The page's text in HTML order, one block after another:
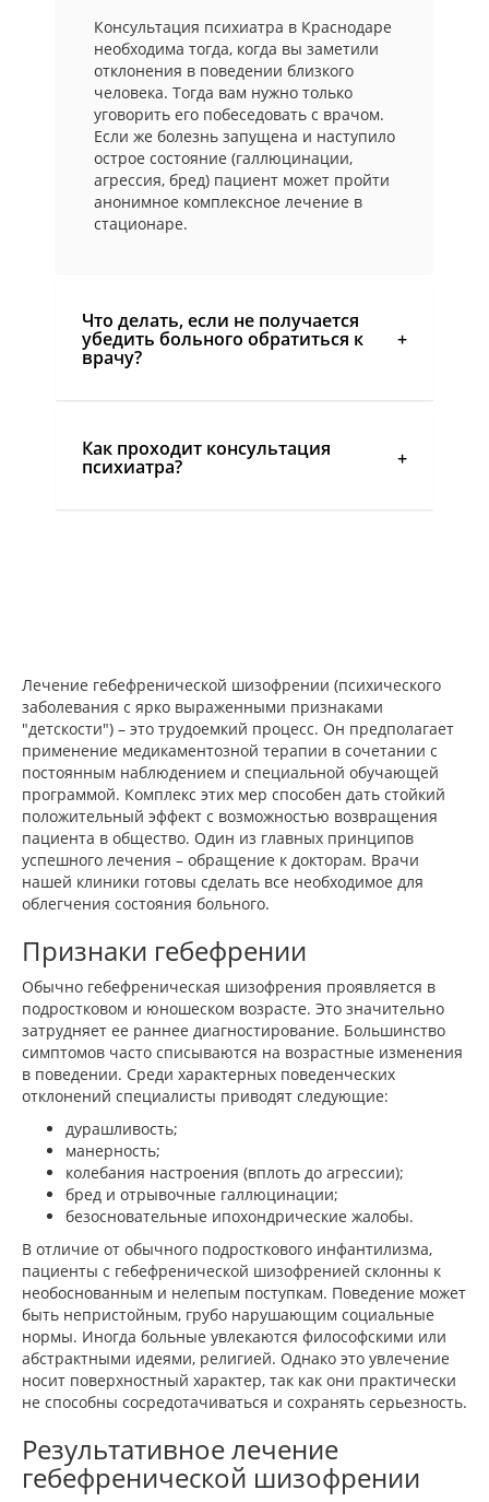
Консультация психиатра в Краснодаре
необходима тогда, когда вы заметили
отклонения в поведении близкого
человека. Тогда вам нужно только
уговорить его побеседовать с врачом.
Если же болезнь запущена и наступило
острое состояние (галлюцинации,
агрессия, бред) пациент может пройти
анонимное комплексное лечение в
стационаре.
Что делать, если не получается
убедить больного обратиться к
врачу?
Как проходит консультация
психиатра?
Лечение гебефренической шизофрении (психического
заболевания с ярко выраженными признаками
"детскости") – это трудоемкий процесс. Он предполагает
применение медикаментозной терапии в сочетании с
постоянным наблюдением и специальной обучающей
программой. Комплекс этих мер способен дать стойкий
положительный эффект с возможностью возвращения
пациента в общество. Один из главных принципов
успешного лечения – обращение к докторам. Врачи
нашей клиники готовы сделать все необходимое для
облегчения состояния больного.
Признаки гебефрении
Обычно гебефреническая шизофрения проявляется в
подростковом и юношеском возрасте. Это значительно
затрудняет ее раннее диагностирование. Большинство
симптомов часто списываются на возрастные изменения
в поведении. Среди характерных поведенческих
отклонений специалисты приводят следующие:
дурашливость;
манерность;
колебания настроения (вплоть до агрессии);
бред и отрывочные галлюцинации;
безосновательные ипохондрические жалобы.
В отличие от обычного подросткового инфантилизма,
пациенты с гебефренической шизофренией склонны к
необоснованным и нелепым поступкам. Поведение может
быть непристойным, грубо нарушающим социальные
нормы. Иногда больные увлекаются философскими или
абстрактными идеями, религией. Однако это увлечение
носит поверхностный характер, так как они практически
не способны сосредотачиваться и сохранять серьезность.
Результативное лечение
гебефренической шизофрении